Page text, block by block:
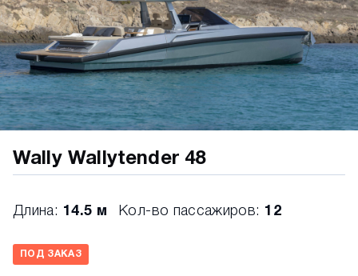
Wally Wallytender 48
Длина: 14.5 м Кол-во пассажиров: 12
ПОД ЗАКАЗ